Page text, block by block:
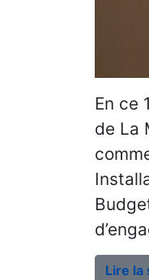
En ce
de La
Lire la